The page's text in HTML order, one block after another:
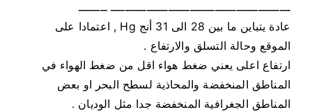
ــــــــــــــــــــــــــــــــــــــــــــــــــ ــــــــ
عادة يتباين ما بين 28 الى 31 أنج Hg , اعتمادا على
الموقع وحالة التسلق والارتفاع .
ارتفاع اعلى يعني ضغط هواء اقل من ضغط الهواء في
المناطق المنخفضة والمحاذية لسطح البحر او بعض
المناطق الجغرافية المنخفضة جدا مثل الوديان .